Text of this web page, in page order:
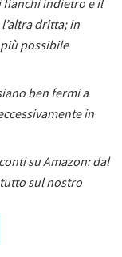
dritta; in
possibile
ben fermi a
in
su Amazon: dal
tutto sul nostro